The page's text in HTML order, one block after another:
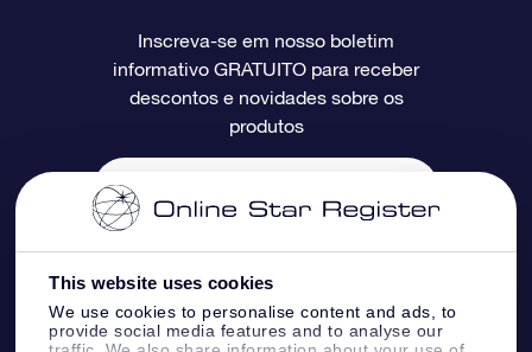
This website uses cookies
We use cookies to personalise content and ads, to
provide social media features and to analyse our
Avaliações
O cartão de presente da OSR
Presentes corporativos
Página estelar personalizada
Um Milhão de Estrelas
OSR Starsaver
Aplicativo RV Fly me to the stars
Informações de pagamento
Política de devolução
Constelações
Inscreva-se em nosso boletim
informativo GRATUITO para receber
descontos e novidades sobre os
produtos